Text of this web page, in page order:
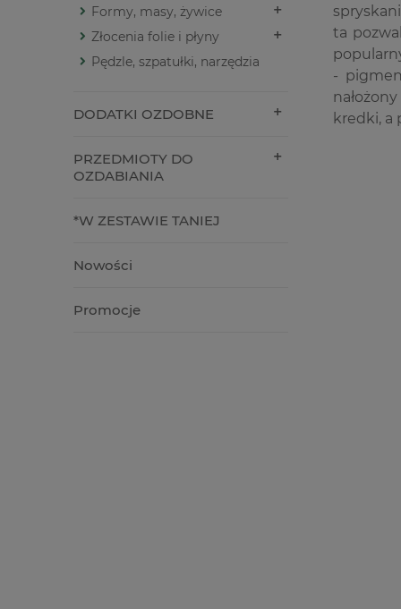
Formy, masy, żywice
Złocenia folie i płyny
Pędzle, szpatułki, narzędzia
DODATKI OZDOBNE
PRZEDMIOTY DO
OZDABIANIA
*W ZESTAWIE TANIEJ
Nowości
Promocje
ta
-
kredki, a